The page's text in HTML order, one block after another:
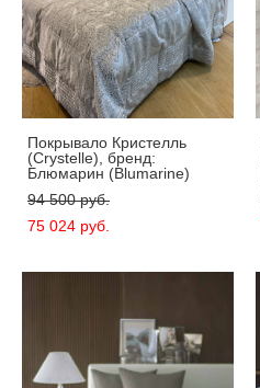
Покрывало Кристелль
(Crystelle), бренд:
Блюмарин (Blumarine)
94 500 pуб.
75 024 pуб.